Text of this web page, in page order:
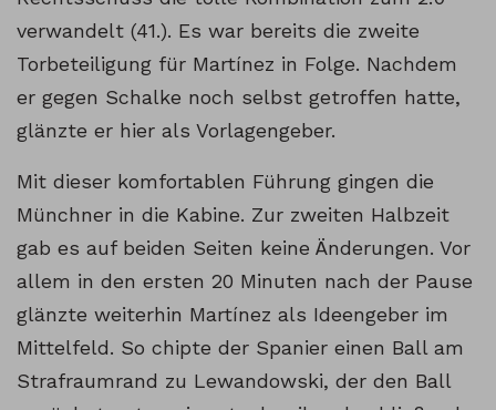
verwandelt (41.). Es war bereits die zweite
Torbeteiligung für Martínez in Folge. Nachdem
er gegen Schalke noch selbst getroffen hatte,
glänzte er hier als Vorlagengeber.
Mit dieser komfortablen Führung gingen die
Münchner in die Kabine. Zur zweiten Halbzeit
gab es auf beiden Seiten keine Änderungen. Vor
allem in den ersten 20 Minuten nach der Pause
glänzte weiterhin Martínez als Ideengeber im
Mittelfeld. So chipte der Spanier einen Ball am
Strafraumrand zu Lewandowski, der den Ball